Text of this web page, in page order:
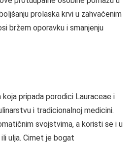
prolaska krvi u zahvaćenim
bržem oporavku i smanjenju
pripada porodici Lauraceae i
i tradicionalnoj medicini.
svojstvima, a koristi se i u
ulja. Cimet je bogat